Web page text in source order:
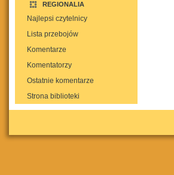
REGIONALIA
Najlepsi czytelnicy
Lista przebojów
Komentarze
Komentatorzy
Ostatnie komentarze
Strona biblioteki